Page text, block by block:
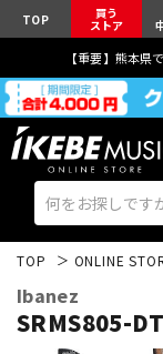
TOP 買う
ストア
【重要】熊本県
TOP ONLINE
Ibanez
SRMS805-